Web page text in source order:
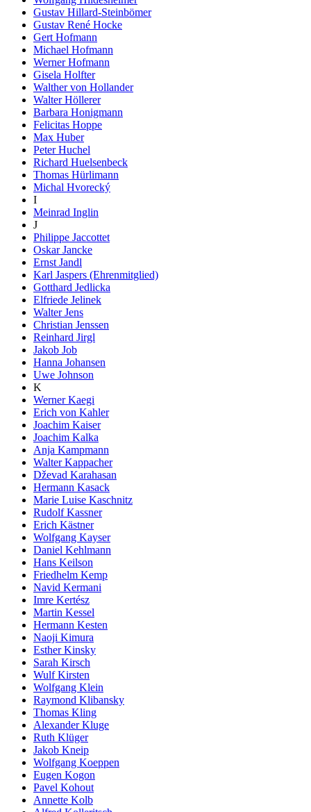
Gustav Hillard-Steinbömer
Gustav René Hocke
Gert Hofmann
Michael Hofmann
Werner Hofmann
Gisela Holfter
Walther von Hollander
Walter Höllerer
Barbara Honigmann
Felicitas Hoppe
Max Huber
Peter Huchel
Richard Huelsenbeck
Thomas Hürlimann
Michal Hvorecký
I
Meinrad Inglin
J
Philippe Jaccottet
Oskar Jancke
Ernst Jandl
Karl Jaspers (Ehrenmitglied)
Gotthard Jedlicka
Elfriede Jelinek
Walter Jens
Christian Jenssen
Reinhard Jirgl
Jakob Job
Hanna Johansen
Uwe Johnson
K
Werner Kaegi
Erich von Kahler
Joachim Kaiser
Joachim Kalka
Anja Kampmann
Walter Kappacher
Dževad Karahasan
Hermann Kasack
Marie Luise Kaschnitz
Rudolf Kassner
Erich Kästner
Wolfgang Kayser
Daniel Kehlmann
Hans Keilson
Friedhelm Kemp
Navid Kermani
Imre Kertész
Martin Kessel
Hermann Kesten
Naoji Kimura
Esther Kinsky
Sarah Kirsch
Wulf Kirsten
Wolfgang Klein
Raymond Klibansky
Thomas Kling
Alexander Kluge
Ruth Klüger
Jakob Kneip
Wolfgang Koeppen
Eugen Kogon
Pavel Kohout
Annette Kolb